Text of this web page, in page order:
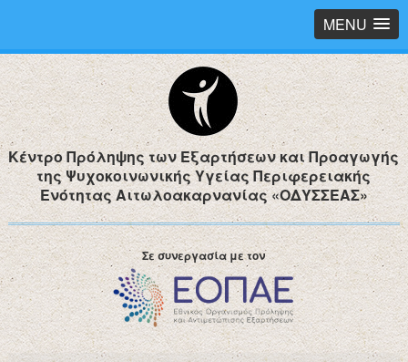
MENU
Κέντρο Πρόληψης των Εξαρτήσεων και Προαγωγής
της Ψυχοκοινωνικής Υγείας Περιφερειακής
Ενότητας Αιτωλοακαρνανίας «ΟΔΥΣΣΕΑΣ»
Σε συνεργασία με τον